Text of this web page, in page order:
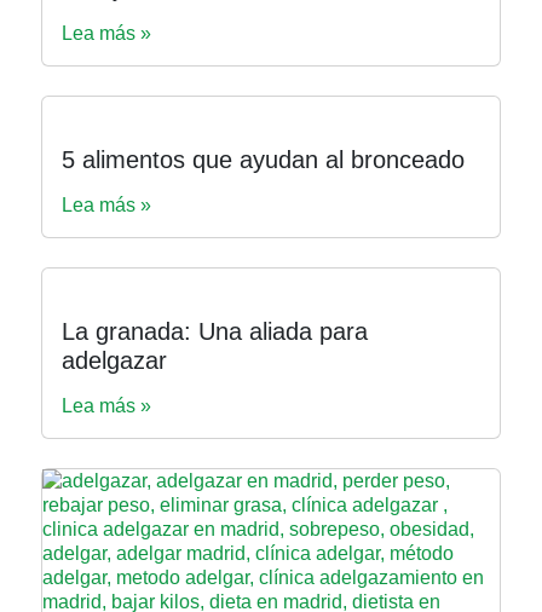
Lea más »
5 alimentos que ayudan al bronceado
Lea más »
La granada: Una aliada para
adelgazar
Lea más »